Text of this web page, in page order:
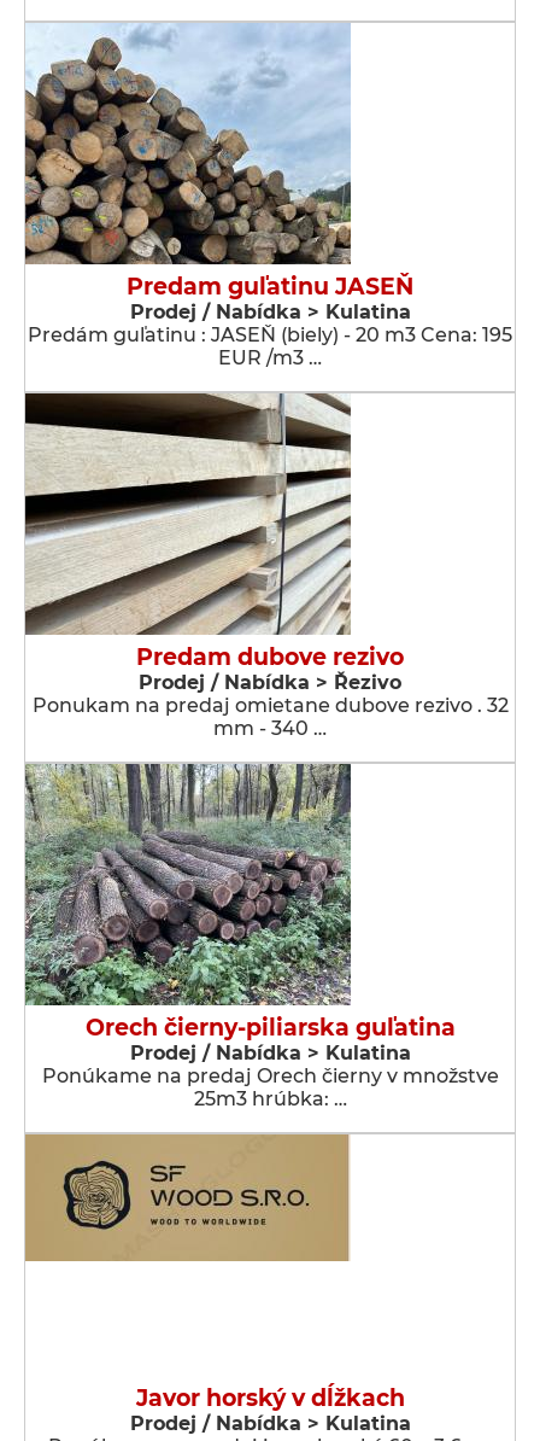
Predam guľatinu JASEŇ
Prodej / Nabídka > Kulatina
Predám guľatinu : JASEŇ (biely) - 20 m3 Cena: 195
EUR /m3 …
Predam dubove rezivo
Prodej / Nabídka > Řezivo
Ponukam na predaj omietane dubove rezivo . 32
mm - 340 …
Orech čierny-piliarska guľatina
Prodej / Nabídka > Kulatina
Ponúkame na predaj Orech čierny v množstve
25m3 hrúbka: …
Javor horský v dĺžkach
Prodej / Nabídka > Kulatina